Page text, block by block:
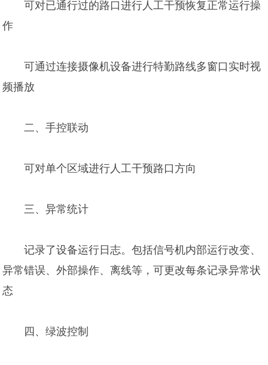
可对已通行过的路口进行人工干预恢复正常运行操
作
可通过连接摄像机设备进行特勤路线多窗口实时视
频播放
二、手控联动
可对单个区域进行人工干预路口方向
三、异常统计
记录了设备运行日志。包括信号机内部运行改变、
异常错误、外部操作、离线等，可更改每条记录异常状
态
四、绿波控制